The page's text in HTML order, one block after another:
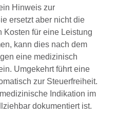
Hinweis zur
ersetzt aber nicht die
Kosten für eine Leistung
kann dies nach dem
eine medizinisch
Umgekehrt führt eine
zur Steuerfreiheit.
Indikation im
dokumentiert ist.